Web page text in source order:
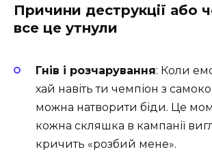
Причини деструкції або
все це утнули
Гнів і розчарування: Коли
хай навіть ти чемпіон з
можна натворити біди. Це
кожна скляшка в кампанії
кричить «розбий мене».